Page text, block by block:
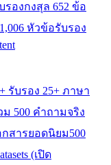
รองกงสุล 652 ข้อ
1,006 หัวข้อรับรอง
รับรอง 25+ ภาษา
ม 500 คำถามจริง
กสารยอดนิยม500
(เปิด